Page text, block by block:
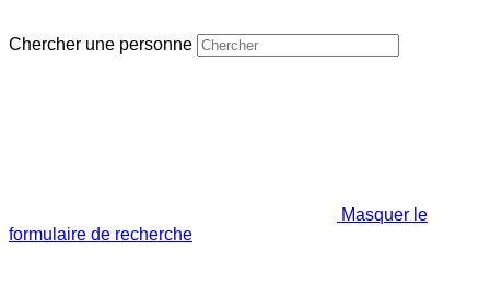
Chercher une personne
Masquer le
formulaire de recherche